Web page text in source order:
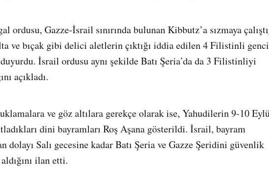
ordusu, Gazze-İsrail sınırında bulunan Kibbutz’a sızmaya
ve bıçak gibi delici aletlerin çıktığı iddia edilen 4 Filistinli
duyurdu. İsrail ordusu aynı şekilde Batı Şeria’da da 3 Filistinliyi
açıkladı.
ve göz altılara gerekçe olarak ise, Yahudilerin 9-10
dini bayramları Roş Aşana gösterildi. İsrail, bayram
dolayı Salı gecesine kadar Batı Şeria ve Gazze Şeridini güvenlik
ilan etti.